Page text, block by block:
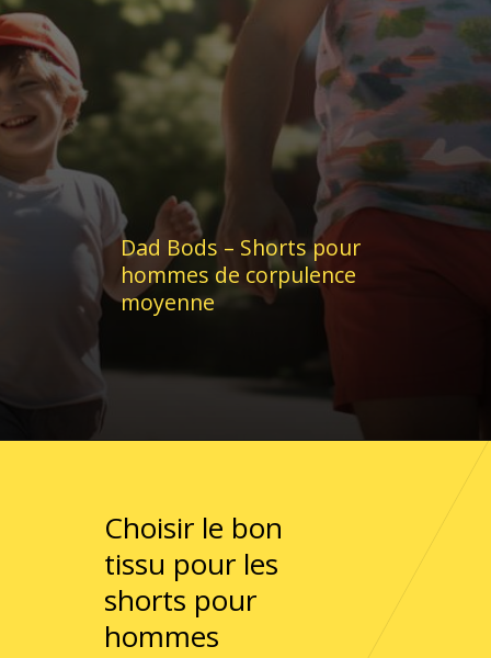
Dad Bods – Shorts pour
hommes de corpulence
moyenne
Choisir le bon
tissu pour les
shorts pour
hommes